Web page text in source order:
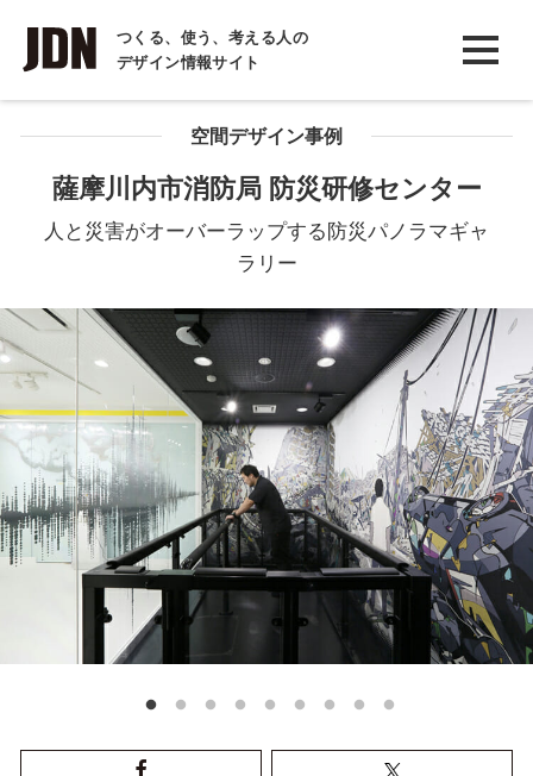
つくる、使う、考える人の
デザイン情報サイト
INTERVIEW
インタビュー
REPORT
COLUMN
空間デザイン事例
薩摩川内市消防局 防災研修センター
人と災害がオーバーラップする防災パノラマギャ
ラリー